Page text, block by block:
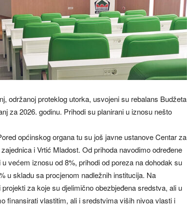
održanoj proteklog utorka, usvojeni su rebalans Budžeta
za 2026. godinu. Prihodi su planirani u iznosu nešto
općinskog organa tu su još javne ustanove Centar za
i Vrtić Mladost. Od prihoda navodimo određene
većem iznosu od 8%, prihodi od poreza na dohodak su
u skladu sa procjenom nadležnih institucija. Na
za koje su djelimično obezbjeđena sredstva, ali u
finansirati vlastitim, ali i sredstvima viših nivoa vlasti i